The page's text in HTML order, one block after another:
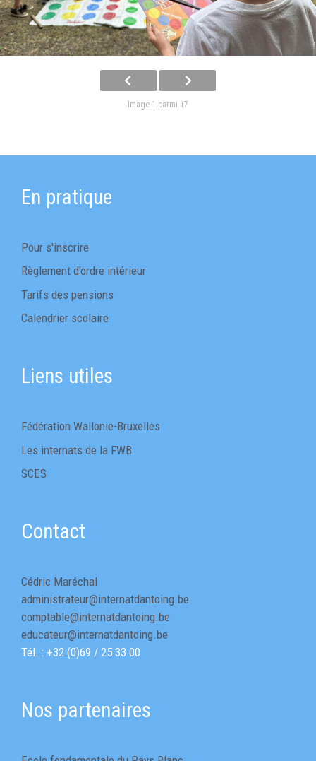
Image 1 parmi 17
En pratique
Pour s'inscrire
Règlement d'ordre intérieur
Tarifs des pensions
Calendrier scolaire
Liens utiles
Fédération Wallonie-Bruxelles
Les internats de la FWB
SCES
Contact
Cédric Maréchal
administrateur@internatdantoing.be
comptable@internatdantoing.be
educateur@internatdantoing.be
Tél. : +32 (0)69 / 25 33 00
Nos partenaires